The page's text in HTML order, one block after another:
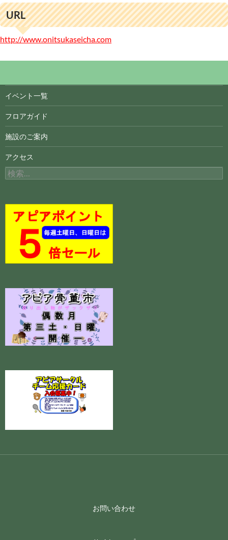
URL
http://www.onitsukaseicha.com
イベント一覧
フロアガイド
施設のご案内
アクセス
検
索:
お問い合わせ